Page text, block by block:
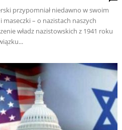
przypomniał niedawno w swoim
maseczki – o nazistach naszych
władz nazistowskich z 1941 roku